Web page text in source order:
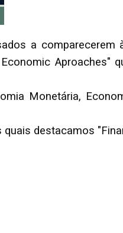
a comparecerem
Aproaches"
Monetária,
destacamos